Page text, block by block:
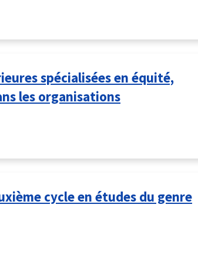
spécialisées en équité,
les organisations
cycle en études du genre